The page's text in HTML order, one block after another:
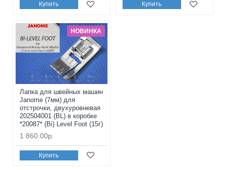
Купить Купить
НОВИНКА
Лапка для швейных машин
Janome (7мм) для
отстрочки, двухуровневая
202504001 (BL) в коробке
*20087* (Bi) Level Foot (15г)
1 860.00р.
Купить